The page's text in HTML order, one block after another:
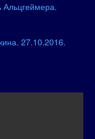
Альцгеймера.
27.10.2016.